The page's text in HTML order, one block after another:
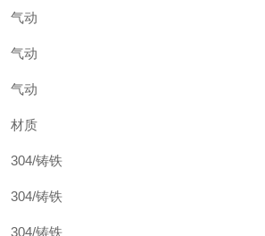
气动
气动
气动
材质
304/铸铁
304/铸铁
304/铸铁